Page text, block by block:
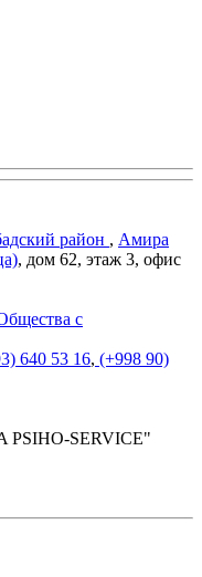
район , Амира
, дом 62, этаж 3, офис
с
640 53 16, (+998 90)
SERVICE"